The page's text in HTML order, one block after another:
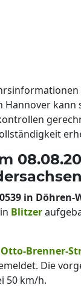
Hannover kann
in
Blitzer
Brenner-
Die
50 km/h.